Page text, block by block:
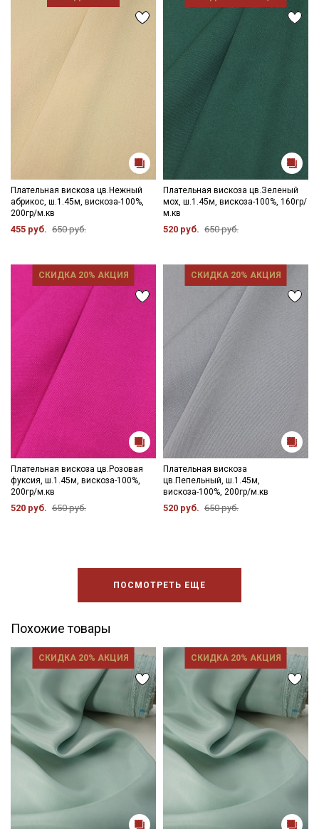
Плательная вискоза цв.Нежный
абрикос, ш.1.45м, вискоза-100%,
200гр/м.кв
455 руб. 650 руб.
Плательная вискоза цв.Зеленый
мох, ш.1.45м, вискоза-100%, 160гр/
м.кв
520 руб. 650 руб.
СКИДКА 20% АКЦИЯ
Плательная вискоза цв.Розовая
фуксия, ш.1.45м, вискоза-100%,
200гр/м.кв
520 руб. 650 руб.
СКИДКА 20% АКЦИЯ
Плательная вискоза
цв.Пепельный, ш.1.45м,
вискоза-100%, 200гр/м.кв
520 руб. 650 руб.
ПОСМОТРЕТЬ ЕЩЕ
Похожие товары
СКИДКА 20% АКЦИЯ СКИДКА 20% АКЦИЯ
Электронная почта
Согласие на обработку персональных
ДаюСогласие на получение рекламных и
информационных рассылок